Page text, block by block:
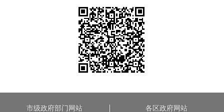
市级政府部门网站 各区政府网站